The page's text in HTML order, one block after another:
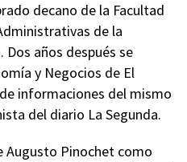
decano de la Facultad
de la
Dos años después se
y Negocios de El
informaciones del mismo
del diario La Segunda.
Augusto Pinochet como